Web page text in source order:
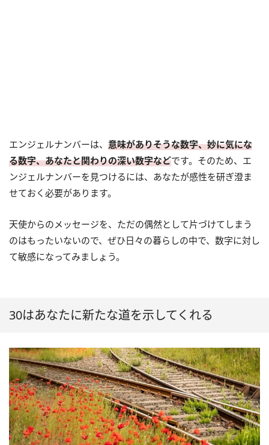
エンジェルナンバーは、 意味がありそうな数字、妙に気にな
る数字、あなたと関わりの深い数字などです。そのため、エ
ンジェルナンバーを見つけるには、あなたが感性を研ぎ澄ま
せておく必要があります。
天使からのメッセージを、ただの偶然として片づけてしまう
のはもったいないので、ぜひ日々の暮らしの中で、数字に対し
て敏感になってみましょう。
30はあなたに新たな道を示してくれる